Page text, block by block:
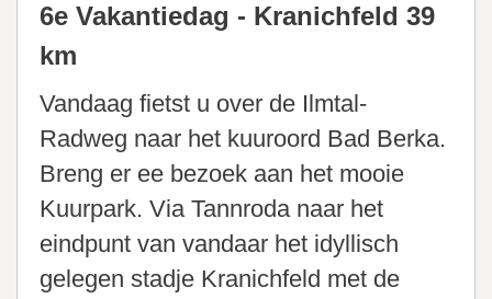
6e Vakantiedag - Kranichfeld 39
km
Vandaag fietst u over de Ilmtal-
Radweg naar het kuuroord Bad Berka.
Breng er ee bezoek aan het mooie
Kuurpark. Via Tannroda naar het
eindpunt van vandaar het idyllisch
gelegen stadje Kranichfeld met de